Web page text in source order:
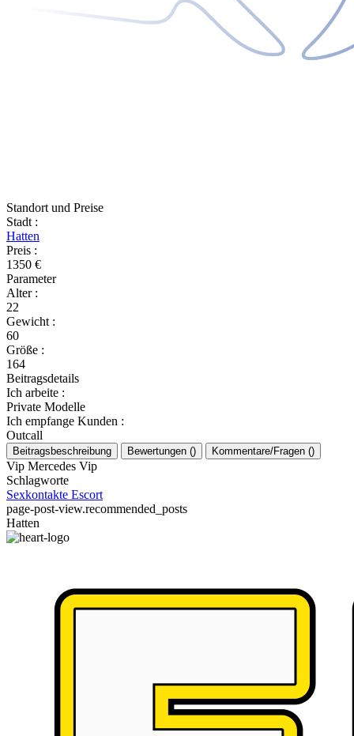
Standort und Preise
Stadt :
Hatten
Preis :
1350 €
Parameter
Alter :
22
Gewicht :
60
Größe :
164
Beitragsdetails
Ich arbeite :
Private Modelle
Ich empfange Kunden :
Outcall
Beitragsbeschreibung Bewertungen () Kommentare/Fragen ()
Vip Mercedes Vip
Schlagworte
Sexkontakte Escort
page-post-view.recommended_posts
Hatten